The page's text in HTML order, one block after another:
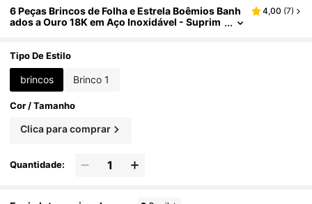
6 Peças Brincos de Folha e Estrela Boêmios Banh
ados a Ouro 18K em Aço Inoxidável - Suprim
4,00 (7)
Tipo De Estilo
brincos Brinco 1
Cor / Tamanho
Clica para comprar
Quantidade: